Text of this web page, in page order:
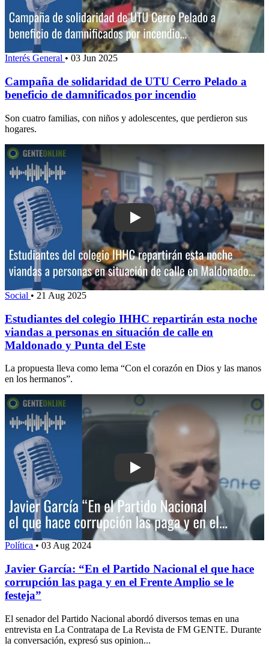
Interés General • 03 Jun 2025
Campaña de solidaridad de UTU Cerro Pelado a
beneficio de damnificados por incendio
Son cuatro familias, con niños y adolescentes, que perdieron sus
hogares.
Play: Estudiantes del colegio IHHC
Social • 21 Aug 2025
Estudiantes del colegio IHHC repartirán esta noche
viandas a personas en situación de calle en
Maldonado y Punta del Este
La propuesta lleva como lema “Con el corazón en Dios y las manos
en los hermanos”.
Play: Javier García: “En el Partido
Política • 03 Aug 2024
Javier García: “En el Partido Nacional el que hace
corrupción las paga y en el Frente Amplio se le
festeja”
El senador del Partido Nacional abordó diversos temas en una
entrevista en La Contratapa de La Revista de FM GENTE. Durante
la conversación, expresó sus opinion...